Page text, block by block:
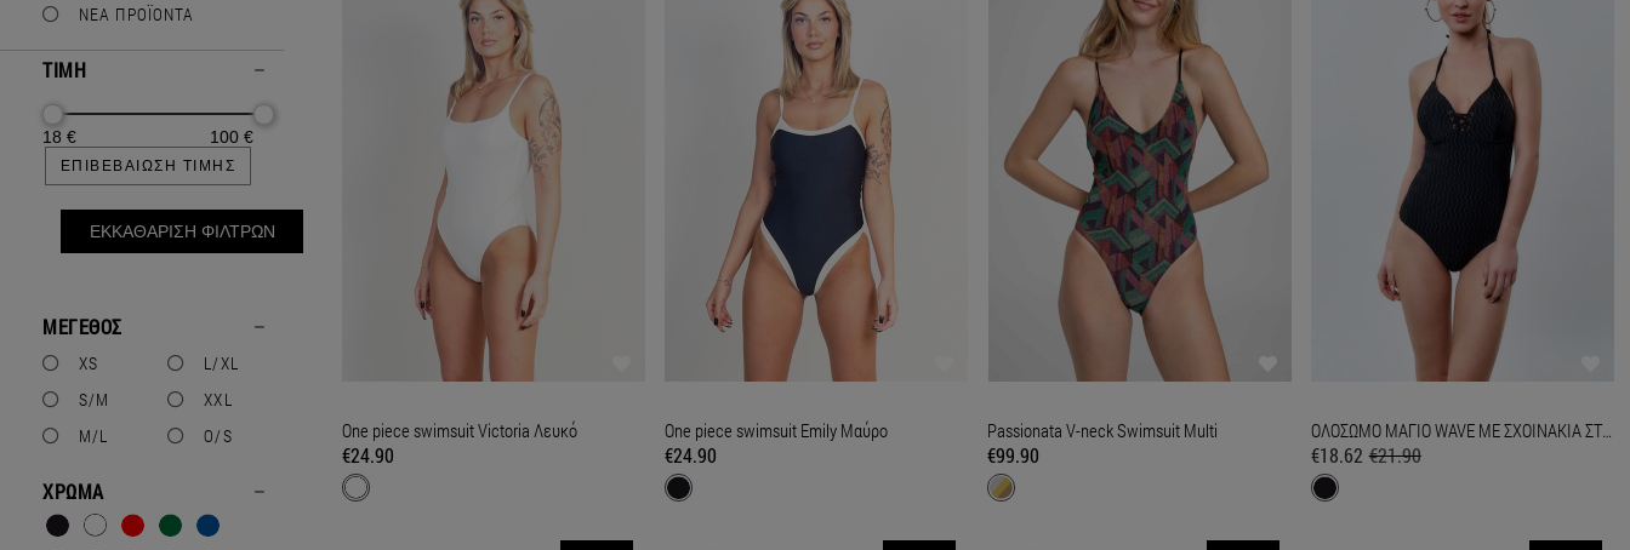
ΝΕΑ ΠΡΟΪΟΝΤΑ
ΤΙΜΗ
18 € 100€
ΕΠΙΒΕΒΑΙΩΣΗ ΤΙΜΗΣ
ΕΚΚΑΘΑΡΙΣΗ ΦΙΛΤΡΩΝ
ΜΕΓΕΘΟΣ
XS
S/Μ
M/L
L/XL
ΧXL
O/S
ΧΡΩΜΑ
One piece swimsuit Victoria Λευκό
€24.90
One piece swimsuit Emily Μαύρο
€24.90
Passionata V-neck Swimsuit Multi
€99.90
ΟΛΟΣΩΜΟ ΜΑΓΙΟ WAVE ΜΕ ΣΧΟΙΝΑΚΙΑ ΣΤΟ ΜΠΟΥΣΤΟ Μαύρο
€18.62 €21.90